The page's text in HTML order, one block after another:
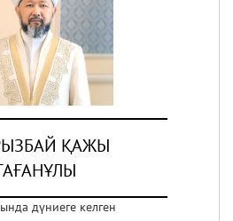
ҚАЖЫ
дүниеге келген